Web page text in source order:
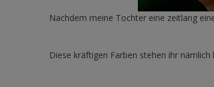
Nachdem meine Tochter eine zeitlang
Diese kräftigen Farben stehen ihr nämlich